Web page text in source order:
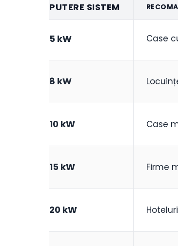
PUTERE SISTEM
5 kW Case
8 kW
10 kW Case
15 kW Firme
20 kW